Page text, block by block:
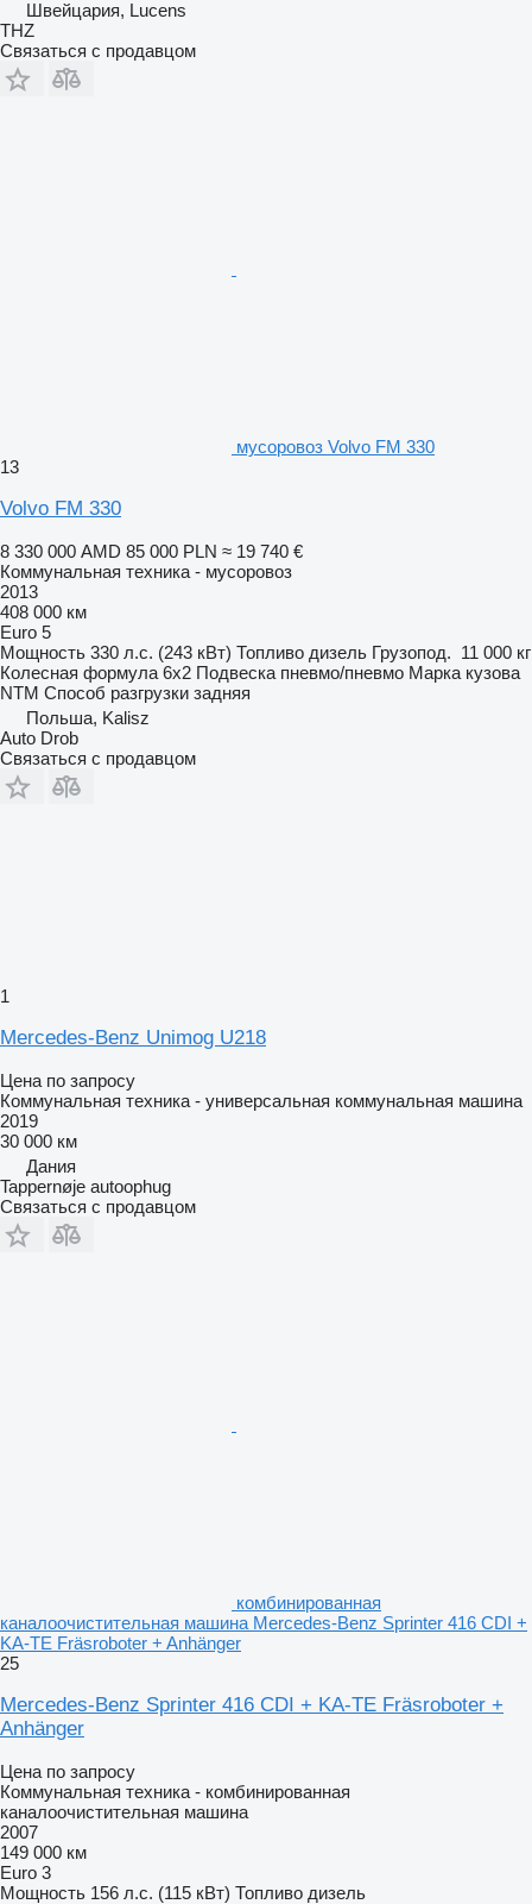
Швейцария, Lucens
THZ
Связаться с продавцом
мусоровоз Volvo FM 330
13
Volvo FM 330
8 330 000 AMD 85 000 PLN ≈ 19 740 €
Коммунальная техника - мусоровоз
2013
408 000 км
Euro 5
Мощность 330 л.с. (243 кВт) Топливо дизель Грузопод. 11 000 кг
Колесная формула 6x2 Подвеска пневмо/пневмо Марка кузова
NTM Способ разгрузки задняя
Польша, Kalisz
Auto Drob
Связаться с продавцом
1
Mercedes-Benz Unimog U218
Цена по запросу
Коммунальная техника - универсальная коммунальная машина
2019
30 000 км
Дания
Tappernøje autoophug
Связаться с продавцом
комбинированная
каналоочистительная машина Mercedes-Benz Sprinter 416 CDI +
KA-TE Fräsroboter + Anhänger
25
Mercedes-Benz Sprinter 416 CDI + KA-TE Fräsroboter +
Anhänger
Цена по запросу
Коммунальная техника - комбинированная
каналоочистительная машина
2007
149 000 км
Euro 3
Мощность 156 л.с. (115 кВт) Топливо дизель